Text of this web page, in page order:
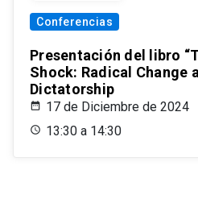
Conferencias
Presentación del libro
Shock: Radical Change
Dictatorship
17 de Diciembre de 2024
13:30 a 14:30